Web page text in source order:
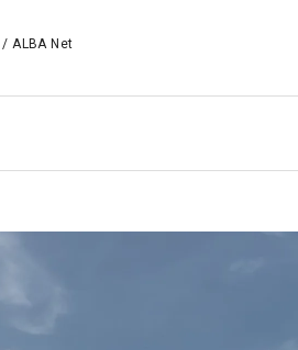
/ALBA Net